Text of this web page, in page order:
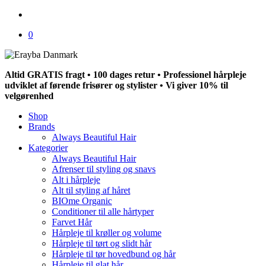
0
Altid GRATIS fragt • 100 dages retur • Professionel hårpleje
udviklet af førende frisører og stylister • Vi giver 10% til
velgørenhed
Shop
Brands
Always Beautiful Hair
Kategorier
Always Beautiful Hair
Afrenser til styling og snavs
Alt i hårpleje
Alt til styling af håret
BIOme Organic
Conditioner til alle hårtyper
Farvet Hår
Hårpleje til krøller og volume
Hårpleje til tørt og slidt hår
Hårpleje til tør hovedbund og hår